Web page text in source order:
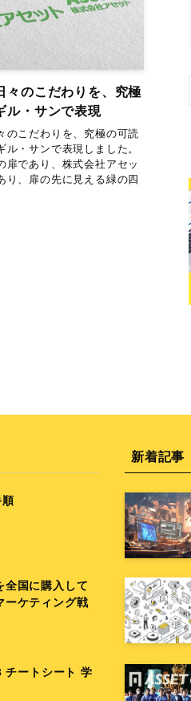
々のこだわりを、究極
ル・サンで表現
のこだわりを、究極の可読
・サンで表現しました。
扉であり、株式会社アセッ
り、扉の先に見える緑の四
全国に購入して
ーケティング戦
ートシート 学
新着記事